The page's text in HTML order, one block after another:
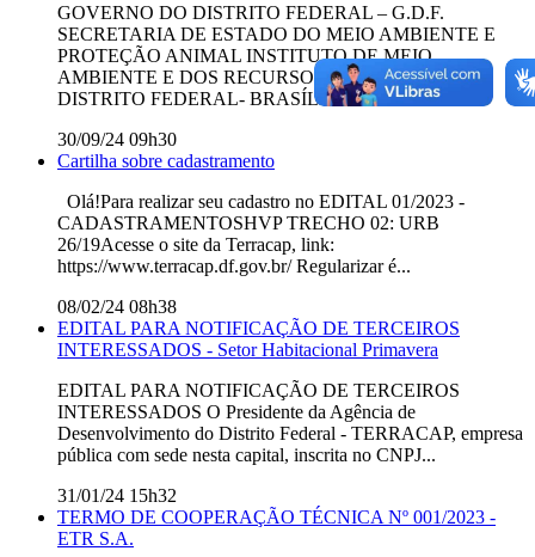
GOVERNO DO DISTRITO FEDERAL – G.D.F.
SECRETARIA DE ESTADO DO MEIO AMBIENTE E
PROTEÇÃO ANIMAL INSTITUTO DE MEIO
AMBIENTE E DOS RECURSOS HÍDRICOS DO
DISTRITO FEDERAL- BRASÍLIA...
30/09/24 09h30
Cartilha sobre cadastramento
Olá!Para realizar seu cadastro no EDITAL 01/2023 -
CADASTRAMENTOSHVP TRECHO 02: URB
26/19Acesse o site da Terracap, link:
https://www.terracap.df.gov.br/ Regularizar é...
08/02/24 08h38
EDITAL PARA NOTIFICAÇÃO DE TERCEIROS
INTERESSADOS - Setor Habitacional Primavera
EDITAL PARA NOTIFICAÇÃO DE TERCEIROS
INTERESSADOS O Presidente da Agência de
Desenvolvimento do Distrito Federal - TERRACAP, empresa
pública com sede nesta capital, inscrita no CNPJ...
31/01/24 15h32
TERMO DE COOPERAÇÃO TÉCNICA Nº 001/2023 -
ETR S.A.